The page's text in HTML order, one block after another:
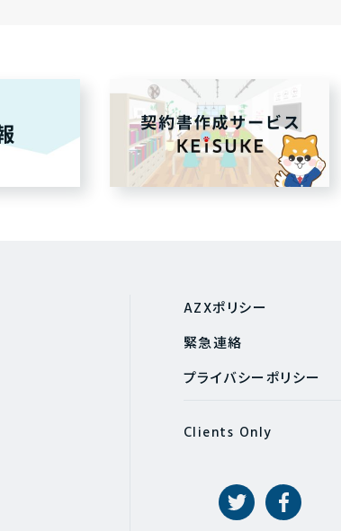
AZXポリシー
緊急連絡
プライバシーポリシー
Clients Only